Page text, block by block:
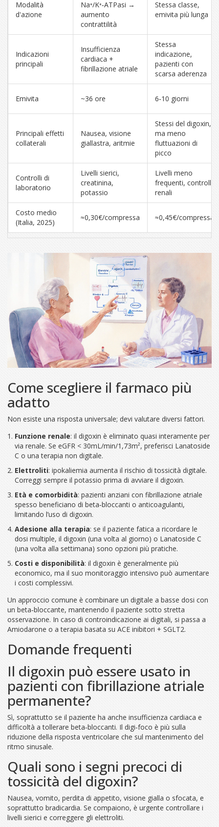
Modalità
d'azione
Na⁺/K⁺‑ATPasi →
aumento
contrattilità
Stessa classe,
emivita più lunga
Indicazioni
principali
Insufficienza
cardiaca +
fibrillazione atriale
Stessa
indicazione,
pazienti con
scarsa aderenza
Emivita ~36 ore 6‑10 giorni
Principali effetti
collaterali
Nausea, visione
giallastra, aritmie
Stessi del digoxin,
ma meno
fluttuazioni di
picco
Controlli di
laboratorio
Livelli sierici,
creatinina,
potassio
Livelli meno
frequenti, controlli
renali
Costo medio
(Italia, 2025)
≈0,30€/compressa ≈0,45€/compressa
Come scegliere il farmaco più
adatto
Non esiste una risposta universale; devi valutare diversi fattori.
Funzione renale: il digoxin è eliminato quasi interamente per
via renale. Se eGFR < 30mL/min/1,73m², preferisci Lanatoside
C o una terapia non digitale.
Elettroliti: ipokaliemia aumenta il rischio di tossicità digitale.
Correggi sempre il potassio prima di avviare il digoxin.
Età e comorbidità: pazienti anziani con fibrillazione atriale
spesso beneficiano di beta‑bloccanti o anticoagulanti,
limitando l’uso di digoxin.
Adesione alla terapia: se il paziente fatica a ricordare le
dosi multiple, il digoxin (una volta al giorno) o Lanatoside C
(una volta alla settimana) sono opzioni più pratiche.
Costi e disponibilità: il digoxin è generalmente più
economico, ma il suo monitoraggio intensivo può aumentare
i costi complessivi.
Un approccio comune è combinare un digitale a basse dosi con
un beta‑bloccante, mantenendo il paziente sotto stretta
osservazione. In caso di controindicazione ai digitali, si passa a
Amiodarone o a terapia basata su ACE inibitori + SGLT2.
Domande frequenti
Il digoxin può essere usato in
pazienti con fibrillazione atriale
permanente?
Sì, soprattutto se il paziente ha anche insufficienza cardiaca e
difficoltà a tollerare beta‑bloccanti. Il digi‑foco è più sulla
riduzione della risposta ventricolare che sul mantenimento del
ritmo sinusale.
Quali sono i segni precoci di
tossicità del digoxin?
Nausea, vomito, perdita di appetito, visione gialla o sfocata, e
soprattutto bradicardia. Se compaiono, è urgente controllare i
livelli sierici e correggere gli elettroliti.